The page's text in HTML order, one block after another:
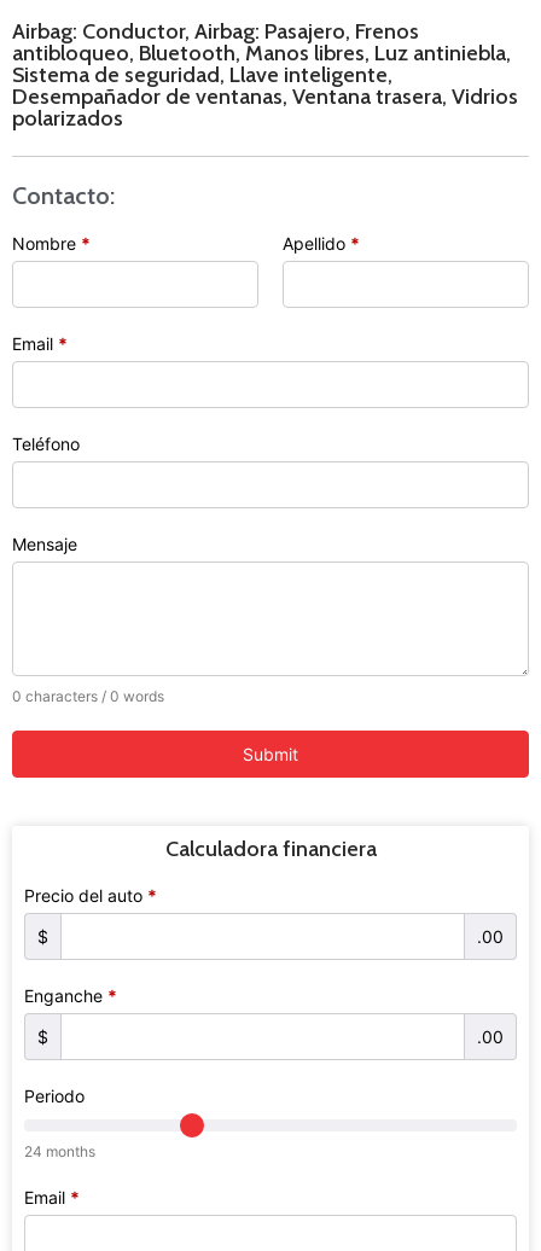
Airbag: Conductor, Airbag: Pasajero, Frenos
antibloqueo, Bluetooth, Manos libres, Luz antiniebla,
Sistema de seguridad, Llave inteligente,
Desempañador de ventanas, Ventana trasera, Vidrios
polarizados
Contacto:
Nombre * Apellido *
Email *
Teléfono
Mensaje
0 characters / 0 words
Submit
Calculadora financiera
Precio del auto *
$
.00
Enganche *
$
.00
Periodo
24 months
Email *